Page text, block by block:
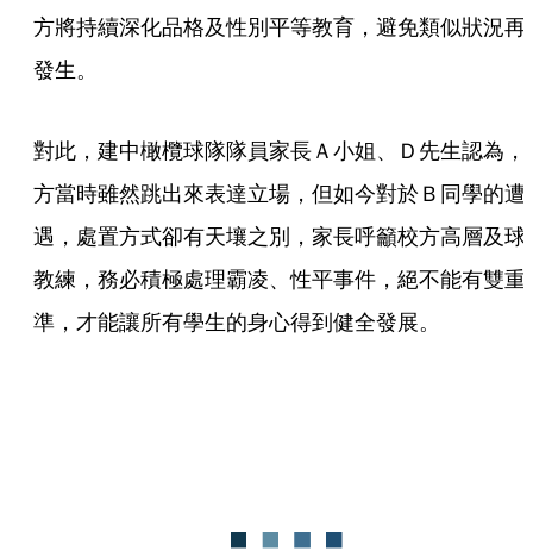
方將持續深化品格及性別平等教育，避免類似狀況再
發生。
對此，建中橄欖球隊隊員家長Ａ小姐、Ｄ先生認為，
方當時雖然跳出來表達立場，但如今對於Ｂ同學的遭
遇，處置方式卻有天壤之別，家長呼籲校方高層及球
教練，務必積極處理霸凌、性平事件，絕不能有雙重
準，才能讓所有學生的身心得到健全發展。